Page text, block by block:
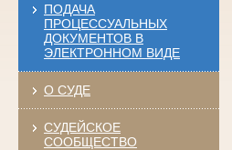
ПОДАЧА
ПРОЦЕССУАЛЬНЫХ
ДОКУМЕНТОВ В
ЭЛЕКТРОННОМ ВИДЕ
О СУДЕ
СУДЕЙСКОЕ
СООБЩЕСТВО